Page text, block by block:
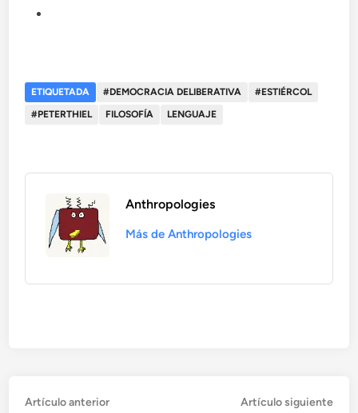
ETIQUETADA #DEMOCRACIA DELIBERATIVA
#ESTIÉRCOL
#PETERTHIEL
FILOSOFÍA LENGUAJE
Anthropologies
Más de Anthropologies
Navegación
Artículo anteriorArtículo
Artículo siguiente